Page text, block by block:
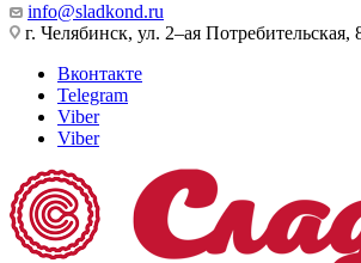
info@sladkond.ru
г. Челябинск, ул. 2–ая Потребительская,
Вконтакте
Telegram
Viber
Viber